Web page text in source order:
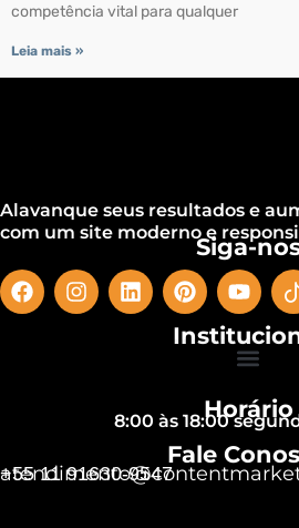
competência vital para qualquer
Leia mais »
Alavanque seus resultados e
com um site moderno e
Siga-
Horário
8:00 às 18:00
Fale
+55 11 91630-9547